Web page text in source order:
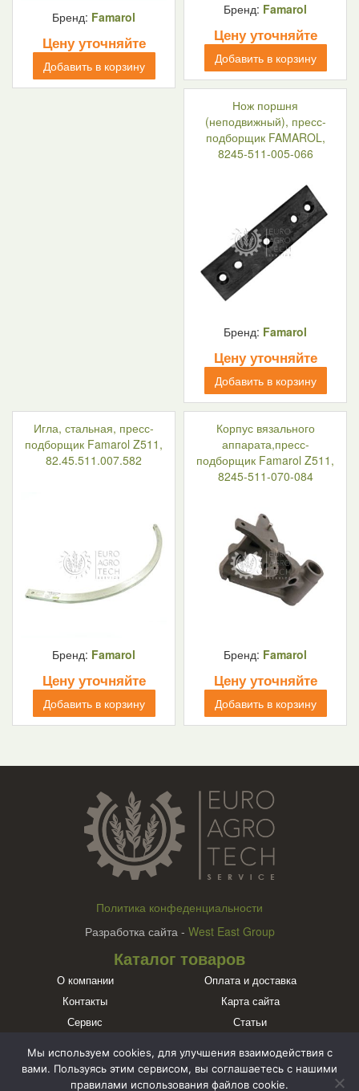
Бренд: Famarol
Цену уточняйте
Добавить в корзину
Бренд: Famarol
Цену уточняйте
Добавить в корзину
Нож поршня
(неподвижный), пресс-
подборщик FAMAROL,
8245-511-005-066
Бренд: Famarol
Цену уточняйте
Добавить в корзину
Игла, стальная, пресс-
подборщик Famarol Z511,
82.45.511.007.582
Бренд: Famarol
Цену уточняйте
Добавить в корзину
Корпус вязального
аппарата,пресс-
подборщик Famarol Z511,
8245-511-070-084
Бренд: Famarol
Цену уточняйте
Добавить в корзину
Политика конфеденциальности
Разработка сайта - West East Group
Каталог товаров
О компании
Оплата и доставка
Контакты
Карта сайта
Сервис
Статьи
Познакомьтесь с нами в социальных сетях
Мы используем cookies, для улучшения взаимодействия с
вами. Пользуясь этим сервисом, вы соглашаетесь с нашими
правилами использования файлов cookie.